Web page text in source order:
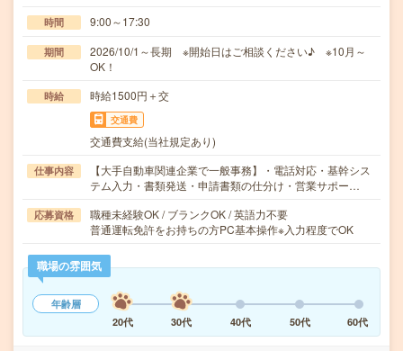
時間 9:00～17:30
期間
2026/10/1～長期 ※開始日はご相談ください♪ ※10月～
OK！
時給 時給1500円＋交
交通費
交通費支給(当社規定あり)
仕事内容
【大手自動車関連企業で一般事務】・電話対応・基幹シス
テム入力・書類発送・申請書類の仕分け・営業サポー…
応募資格
職種未経験OK / ブランクOK / 英語力不要
普通運転免許をお持ちの方PC基本操作※入力程度でOK
職場の雰囲気
年齢層
20代
30代 40代 50代 60代